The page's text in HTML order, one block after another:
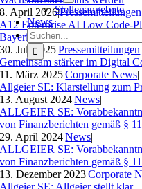
Stellenangebote
News
Suche
nach:
8. April 2026|Pressemitteilungen
A12 Enterprise AI Low Code-
Bayerisches Landesamt für
30. Juli 2025|Pressemitteilungen|
Gemeinsam stärker im Digital
11. März 2025|Corporate News|
Allgeier SE: Klarstellung zum
13. August 2024|News|
ALLGEIER SE:
von Finanzberichten gemäß §
29. April 2024|News|
ALLGEIER SE:
von Finanzberichten gemäß §
13. Dezember 2023|Corporate
Allgeier SE: Allgeier stellt klar